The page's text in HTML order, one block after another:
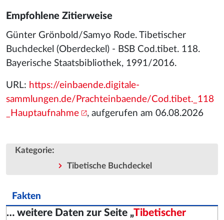
Empfohlene Zitierweise
Günter Grönbold/Samyo Rode. Tibetischer
Buchdeckel (Oberdeckel) - BSB Cod.tibet. 118.
Bayerische Staatsbibliothek, 1991/2016.
URL: https://einbaende.digitale-
sammlungen.de/Prachteinbaende/Cod.tibet._118
_Hauptaufnahme
, aufgerufen am 06.08.2026
Kategorie:
Tibetische Buchdeckel
Fakten
… weitere Daten zur Seite „Tibetischer